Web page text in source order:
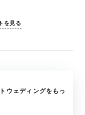
を見る
ウェディングをもっ